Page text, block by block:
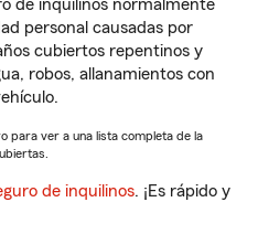
de inquilinos normalmente
personal causadas por
cubiertos repentinos y
robos, allanamientos con
para ver a una lista completa de la
de inquilinos. ¡Es rápido y